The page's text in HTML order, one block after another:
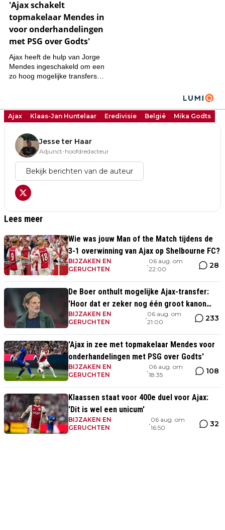
Ajax Klaas-Jan Huntelaar Eredivisie België Mika Godts
Jesse ter Haar
Adjunct-hoofdredacteur
Bekijk berichten van de auteur
Lees meer
Wie was jouw Man of the Match tijdens de
3-1 overwinning van Ajax op Shelbourne FC?
BIJZAKEN EN
GERUCHTEN
•
06 aug. om
22:00
28
De Boer onthult mogelijke Ajax-transfer:
'Hoor dat er zeker nog één groot kanon
aankomt'
BIJZAKEN EN
GERUCHTEN
•
06 aug. om
21:00
233
'Ajax in zee met topmakelaar Mendes voor
onderhandelingen met PSG over Godts'
BIJZAKEN EN
GERUCHTEN
•
06 aug. om
18:35
108
Klaassen staat voor 400e duel voor Ajax:
'Dit is wel een unicum'
BIJZAKEN EN
GERUCHTEN
•
06 aug. om
16:50
32